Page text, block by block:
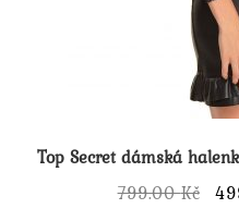
Top Secret dámská
799.00Kč